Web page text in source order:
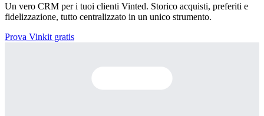
Un vero CRM per i tuoi clienti Vinted. Storico acquisti, preferiti e
fidelizzazione, tutto centralizzato in un unico strumento.
Prova Vinkit gratis